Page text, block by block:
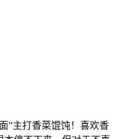
”主打香菜馄饨！喜欢香